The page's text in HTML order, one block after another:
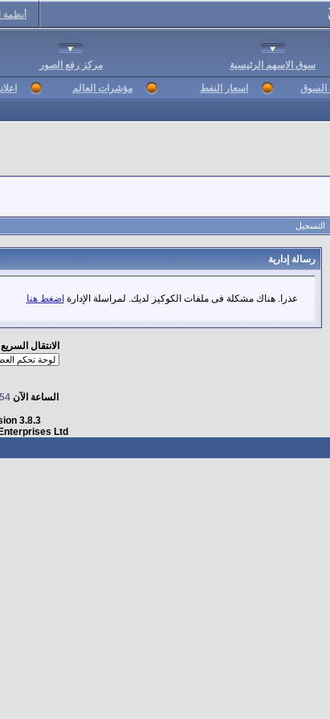
أنظمة
سوق الاسهم الرئيسية مركز رفع الصور
اسعار النفط مؤشرات العالم
التسجيل
رسالة إدارية
عذرا. هناك مشكلة فى ملفات الكوكيز لديك. لمراسلة الإدارة اضغط هنا
الانتقال السريع
الساعة الآن
3.8.3
Ltd.